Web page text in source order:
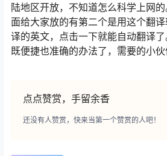
陆地区开放，不知道怎么科学上网
面给大家放的有第二个是用这个翻
译的英文，点击一下就能自动翻译
既便捷也准确的办法了，需要的小伙
点点赞赏，手留余香
还没有人赞赏，快来当第一个赞赏的人吧！